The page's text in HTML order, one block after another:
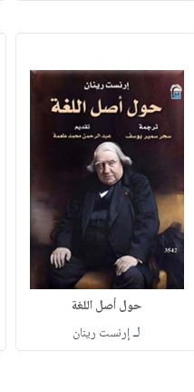
حول أصل اللغة
لـإرنست رينان